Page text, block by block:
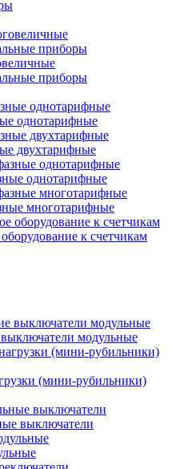
приборы
однотарифные
двухтарифные
однотарифные
многотарифные
к счетчикам
модульные
(мини-рубильники)
выключатели